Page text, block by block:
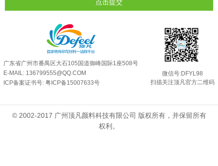
外墙涂料中怎么添加反光粉使用？
超细反光粉需要搭配什么胶浆使用？
反光粉能用在注塑工艺上吗？ 2025-06-02
2025-05-23
点击提交
广东省广州市番禺区大石105国道御峰国际1座508号
E-MAIL: 136799555@QQ.COM
ICP备案证书号: 粤ICP备15007633号
微信号:DFYL98
扫描关注顶凡官方二维码
© 2002-2017 广州顶凡颜料科技有限公司 版权所有，并保留所有
权利。